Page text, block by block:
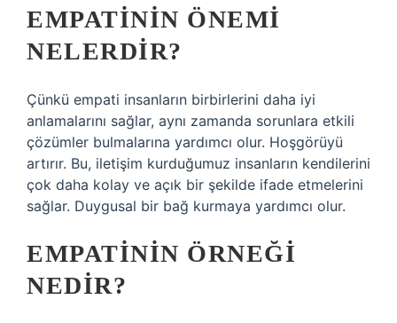
EMPATININ ÖNEMI
NELERDIR?
Çünkü empati insanların birbirlerini daha iyi
anlamalarını sağlar, aynı zamanda sorunlara etkili
çözümler bulmalarına yardımcı olur. Hoşgörüyü
artırır. Bu, iletişim kurduğumuz insanların kendilerini
çok daha kolay ve açık bir şekilde ifade etmelerini
sağlar. Duygusal bir bağ kurmaya yardımcı olur.
EMPATININ ÖRNEĞI
NEDIR?